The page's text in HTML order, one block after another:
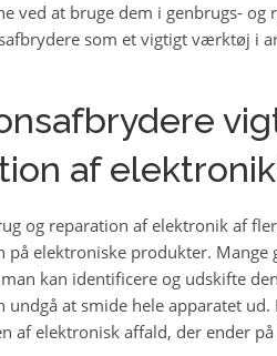
ved at bruge dem i genbrugs- og
som et vigtigt værktøj i
af
og reparation af elektronik af
elektroniske produkter. Mange
kan identificere og udskifte
at smide hele apparatet ud.
af elektronisk affald, der ender på